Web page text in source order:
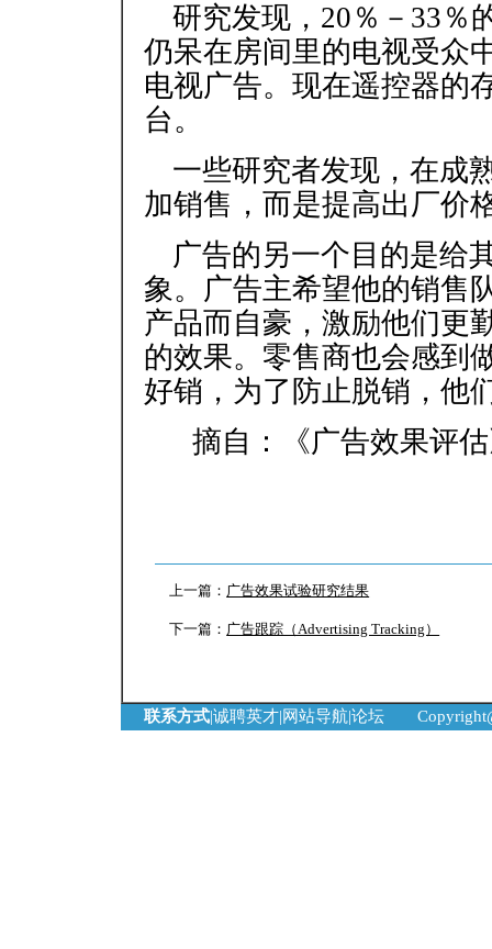
研究发现，20％－33％
仍呆在房间里的电视受众
电视广告。现在遥控器的
台。
一些研究者发现，在成
加销售，而是提高出厂价
广告的另一个目的是给
象。广告主希望他的销售
产品而自豪，激励他们更
的效果。零售商也会感到
好销，为了防止脱销，他
摘自：《广告效果评
上一篇： 广告效果试验研究结果
下一篇： 广告跟踪（Advertising Tracking）
联系方式|诚聘英才|网站导航|论坛